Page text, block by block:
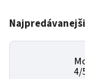
4/